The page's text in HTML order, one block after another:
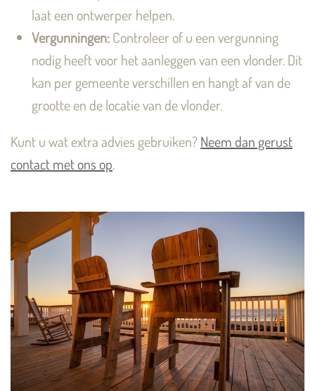
laat een ontwerper helpen.
Vergunningen:Controleer of u een vergunning
nodig heeft voor het aanleggen van een vlonder. Dit
kan per gemeente verschillen en hangt af van de
grootte en de locatie van de vlonder.
Kunt u wat extra advies gebruiken?Neem dan gerust
contact met ons op.